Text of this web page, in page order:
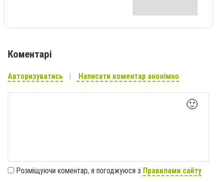
Коментарі
Авторизуватись Написати коментар анонімно
🙂
Розміщуючи коментар, я погоджуюся з Правилами сайту